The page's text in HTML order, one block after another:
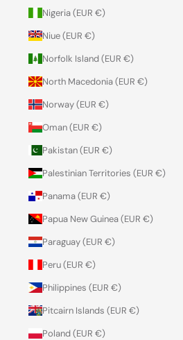
Nigeria (EUR €)
Niue (EUR €)
Norfolk Island (EUR €)
North Macedonia (EUR €)
Norway (EUR €)
Oman (EUR €)
Pakistan (EUR €)
Palestinian Territories (EUR €)
Panama (EUR €)
Papua New Guinea (EUR €)
Paraguay (EUR €)
Peru (EUR €)
Philippines (EUR €)
Pitcairn Islands (EUR €)
Poland (EUR €)